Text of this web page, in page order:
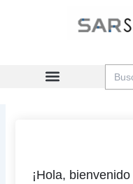
¡Hola,